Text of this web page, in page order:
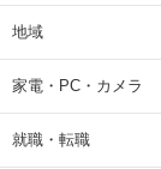
地域
家電・PC・カメラ
就職・転職